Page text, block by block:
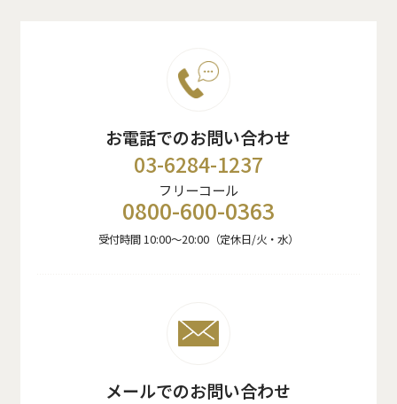
お電話でのお問い合わせ
03-6284-1237
フリーコール
0800-600-0363
受付時間 10:00〜20:00（定休日/火・水）
メールでのお問い合わせ